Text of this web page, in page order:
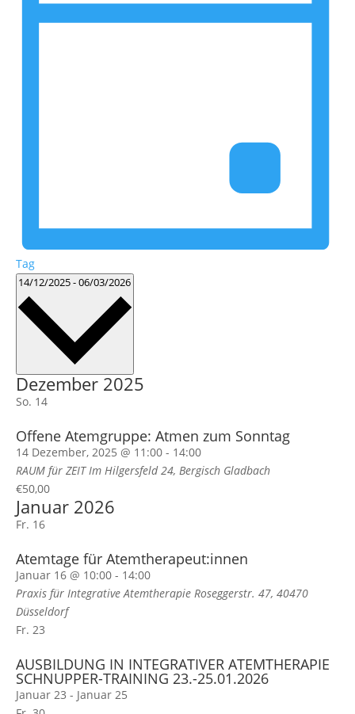
Tag
14/12/2025-06/03/2026
Dezember 2025
So. 14
Offene Atemgruppe: Atmen zum Sonntag
14 Dezember, 2025 @ 11:00- 14:00
RAUM für ZEIT Im Hilgersfeld 24, Bergisch Gladbach
€50,00
Januar 2026
Fr. 16
Atemtage für Atemtherapeut:innen
Januar 16 @ 10:00- 14:00
Praxis für Integrative Atemtherapie Roseggerstr. 47, 40470
Düsseldorf
Fr. 23
AUSBILDUNG IN INTEGRATIVER ATEMTHERAPIE
SCHNUPPER-TRAINING 23.-25.01.2026
Januar 23 - Januar 25